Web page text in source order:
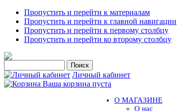
Пропустить и перейти к материалам
Пропустить и перейти к главной навигации
Пропустить и перейти к первому столбцу
Пропустить и перейти ко второму столбцу
Личный кабинет
Ваша корзина пуста
О МАГАЗИНЕ
О нас